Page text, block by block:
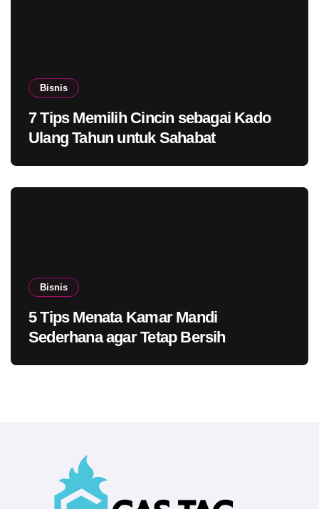
Bisnis
7 Tips Memilih Cincin sebagai Kado
Ulang Tahun untuk Sahabat
Bisnis
5 Tips Menata Kamar Mandi
Sederhana agar Tetap Bersih